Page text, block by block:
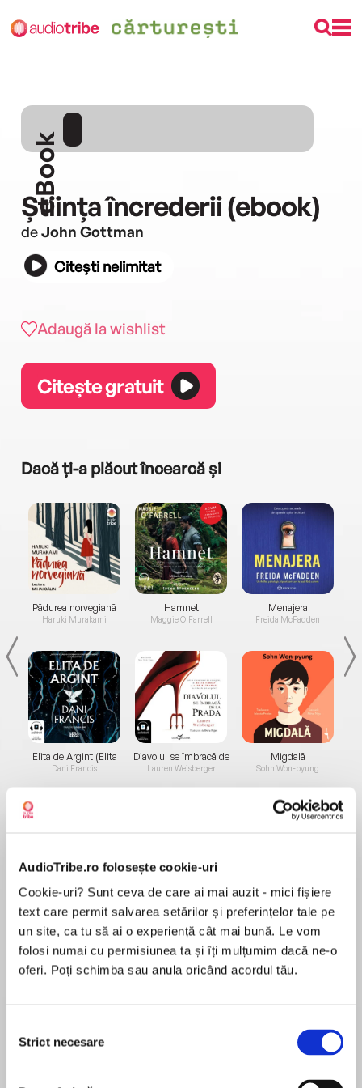
AudioTribe.ro folosește cookie-uri
Cookie-uri? Sunt ceva de care ai mai auzit - mici fișiere
text care permit salvarea setărilor și preferințelor tale pe
un site, ca tu să ai o experiență cât mai bună. Le vom
folosi numai cu permisiunea ta și îți mulțumim dacă ne-o
oferi. Poți schimba sau anula oricând acordul tău.
consimțământului
Strict necesare
eBook
Știința încrederii (ebook)
deJohn Gottman
Citești nelimitat
Adaugă la wishlist
Citește gratuit
Dacă ți-a plăcut încearcă și
Pădurea norvegiană
Haruki Murakami
Elita de Argint (Elita
de...
Dani Francis
Hamnet
Maggie O'Farrell
Diavolul se îmbracă de
la...
Lauren Weisberger
Menajera
Freida McFadden
Migdală
Sohn Won-pyung
Despre carte
Oare inefabilul iubirii și taina relației dintre doi
oameni pot fi traduse în cifre? John Gottman,
psiholog clinician de renume și profesor emerit
la Universitatea din Washington, Seattle,
susține că da. Iar abordarea statistică și
muncă. Gottman și echipa sa au dus relația de
cuplu în laborator, au studiat-o și au ajuns la
cheie, cuantificabil, a cărui prezență sau